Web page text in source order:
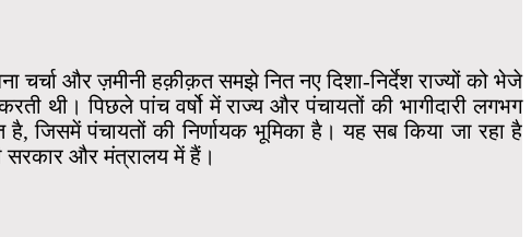
और ज़मीनी हक़ीक़त समझे नित नए दिशा-निर्देश राज्यों को भेजे
थी। पिछले पांच वर्षो में राज्य और पंचायतों की भागीदारी लगभग
जिसमें पंचायतों की निर्णायक भूमिका है। यह सब किया जा रहा है
सरकार और मंत्रालय में हैं।